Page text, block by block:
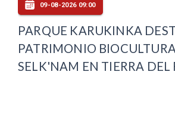
EL
09-08-2026 06:00
CONAF ABRE MÁS
PARA BRIGADISTAS
CONSIDERA SEIS